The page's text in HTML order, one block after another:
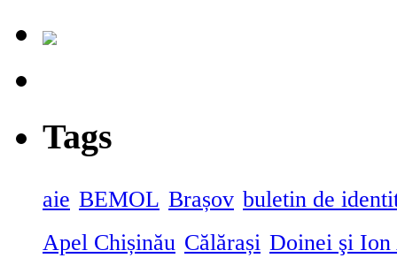
Tags
aie BEMOL Brașov buletin de
Apel Chișinău Călărași Doinei şi Ion